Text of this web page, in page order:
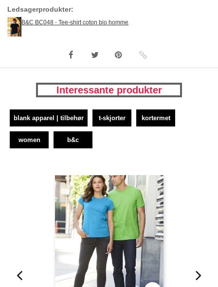
Ledsagerprodukter:
B&C BC048 - Tee-shirt coton bio homme
Interessante produkter
blank apparel | tilbehør t-skjorter kortermet
women b&c